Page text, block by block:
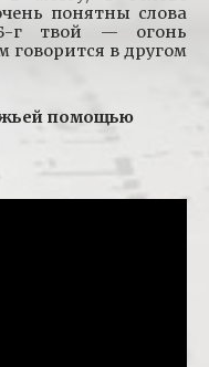
понятны слова
г твой — огонь
в другом
жьей помощью